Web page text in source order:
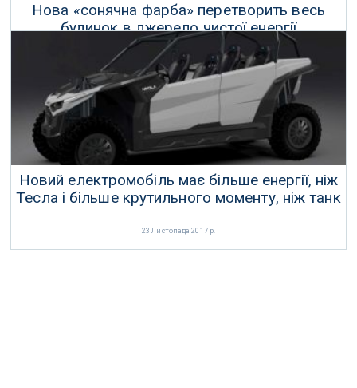
Нова «сонячна фарба» перетворить весь
будинок в джерело чистої енергії
17 Червня 2017 р.
Новий електромобіль має більше енергії, ніж
Тесла і більше крутильного моменту, ніж танк
23 Листопада 2017 р.